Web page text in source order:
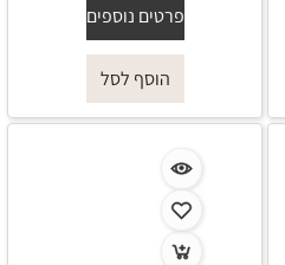
פרטים נוספים
הוסף לסל